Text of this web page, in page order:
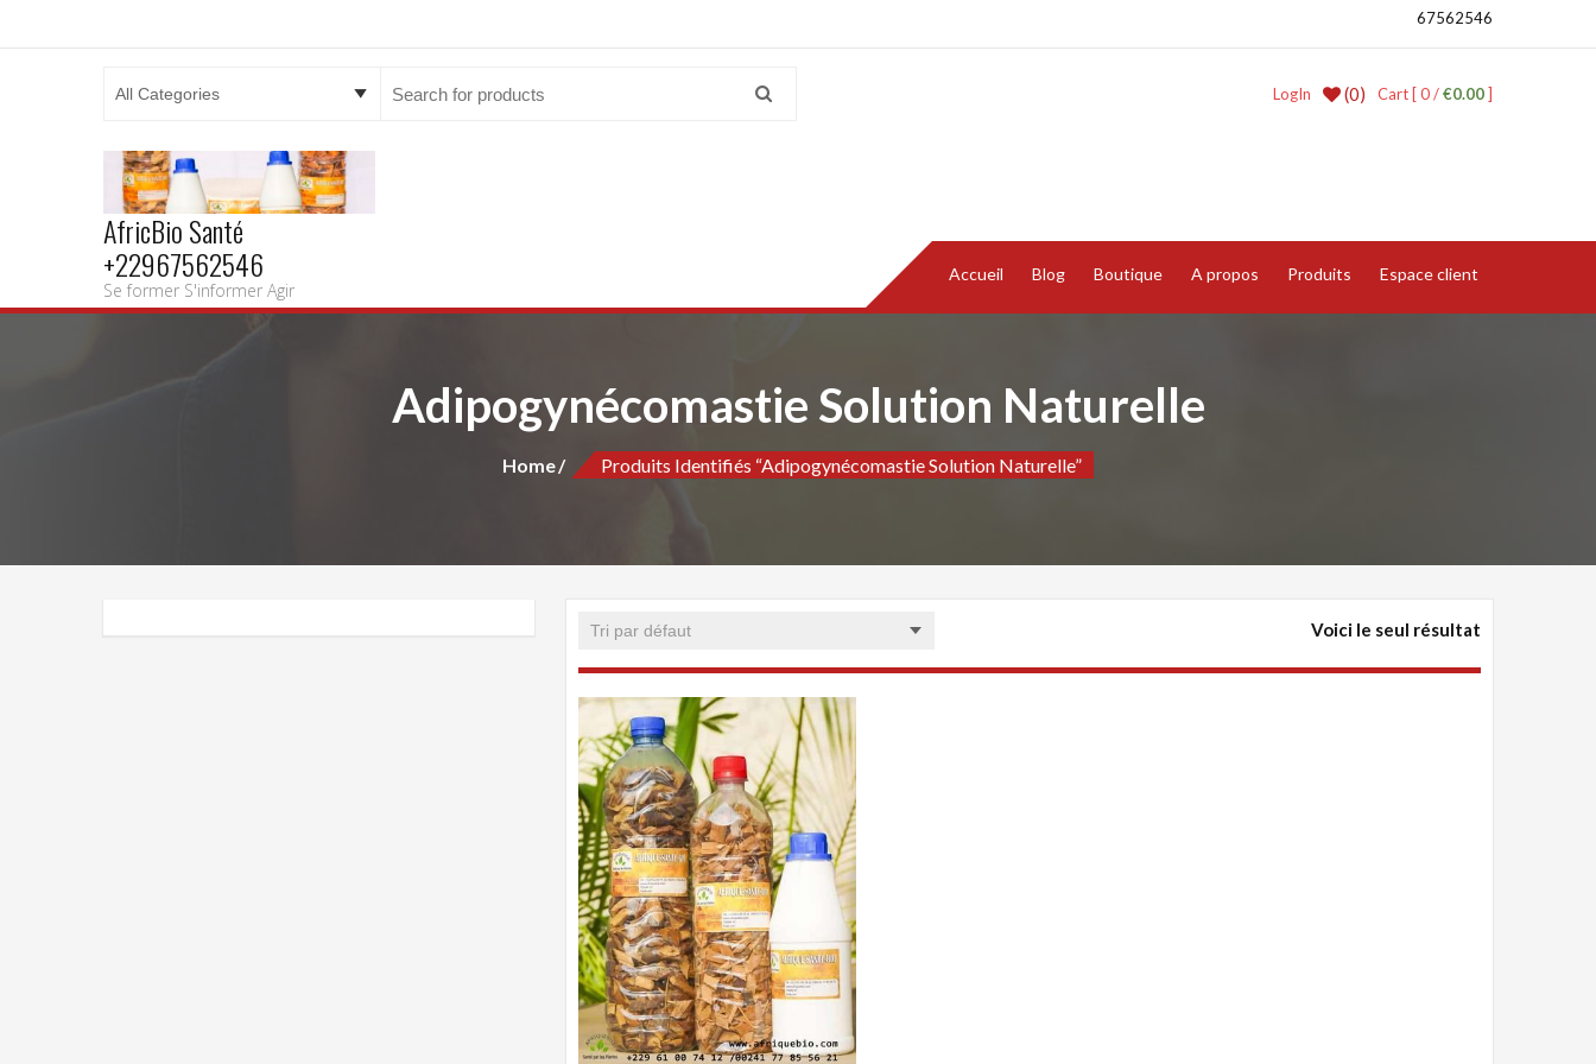
67562546
Cart [ 0 /€0.00]
(0)
LogIn
AfricBio Santé
+22967562546
Se former S'informer Agir
Accueil Blog Boutique A propos Produits Espace client
Adipogynécomastie Solution Naturelle
Home Produits Identifiés “Adipogynécomastie Solution Naturelle”
Voici le seul résultat